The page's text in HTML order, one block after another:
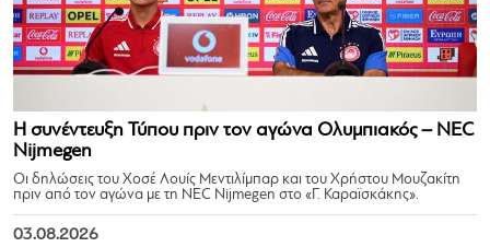
Η συνέντευξη Τύπου πριν τον αγώνα Ολυμπιακός – NEC
Nijmegen
Οι δηλώσεις του Χοσέ Λουίς Μεντιλίμπαρ και του Χρήστου Μουζακίτη
πριν από τον αγώνα με τη NEC Nijmegen στο «Γ. Καραϊσκάκης».
03.08.2026